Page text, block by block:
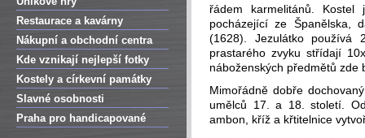
Restaurace a kavárny
Nákupní a obchodní centra
Kde vznikají nejlepší fotky
Kostely a církevní památky
Slavné osobnosti
Praha pro handicapované
řádem karmelitánů. Kostel
pocházející ze Španělska,
(1628). Jezulátko
prastarého zvyku střídají
náboženských předmětů zde
Mimořádně dobře
umělců 17. a 18. století.
ambon, kříž a křtitelnice